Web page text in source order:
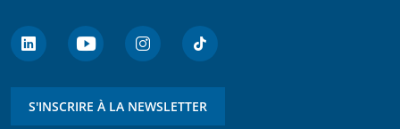
S'INSCRIRE À LA NEWSLETTER